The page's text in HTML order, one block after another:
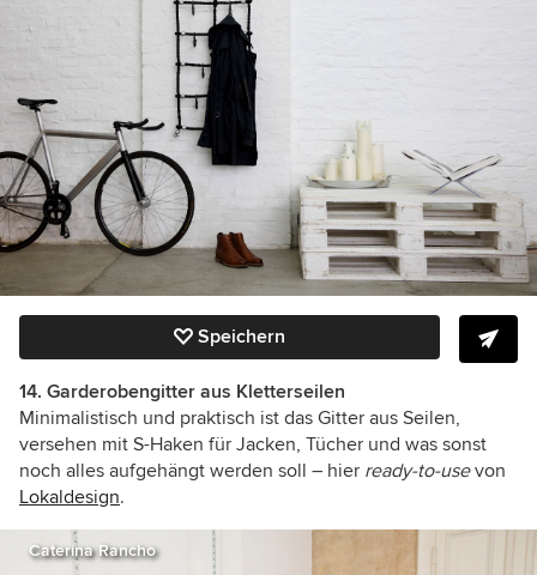
Speichern
14. Garderobengitter aus Kletterseilen
Minimalistisch und praktisch ist das Gitter aus Seilen,
versehen mit S-Haken für Jacken, Tücher und was sonst
noch alles aufgehängt werden soll – hier ready-to-usevon
Lokaldesign.
Caterina Rancho